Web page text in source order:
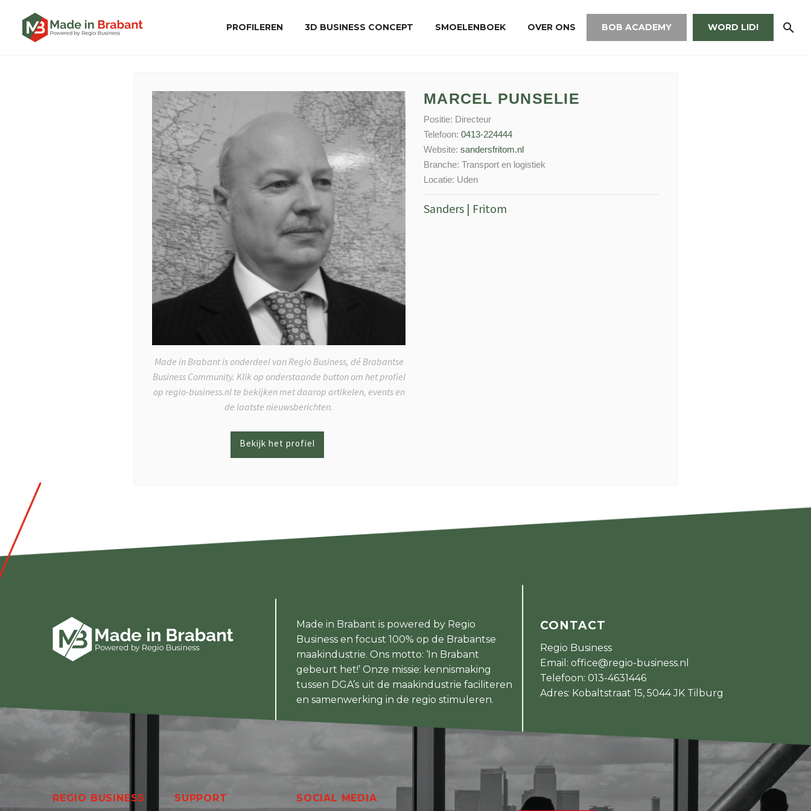
PROFILEREN 3D BUSINESS CONCEPT SMOELENBOEK OVER ONS BOB ACADEMY WORD LID!
Made in Brabant is onderdeel van Regio Business, dé Brabantse
Business Community. Klik op onderstaande button om het profiel
op regio-business.nl te bekijken met daarop artikelen, events en
de laatste nieuwsberichten.
MARCEL PUNSELIE
Positie: Directeur
Telefoon: 0413-224444
Website: sandersfritom.nl
Branche: Transport en logistiek
Locatie: Uden
Sanders | Fritom
Made in Brabant is powered by Regio
Business en focust 100% op de Brabantse
maakindustrie. Ons motto: ‘In Brabant
gebeurt het!’ Onze missie: kennismaking
tussen DGA’s uit de maakindustrie faciliteren
en samenwerking in de regio stimuleren.
CONTACT
Regio Business
Email: office@regio-business.nl
Telefoon: 013-4631446
Adres: Kobaltstraat 15, 5044 JK Tilburg
REGIO BUSINESS SUPPORT SOCIAL MEDIA